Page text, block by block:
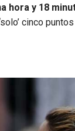
hora y 18
cinco